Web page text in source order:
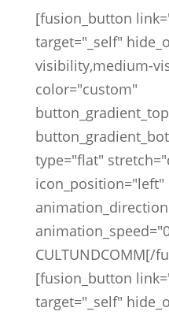
[fusion_button
target="_self"
visibility,medium-
color="custom"
type="flat"
CULTUNDCOMM[/
[fusion_button
target="_self"